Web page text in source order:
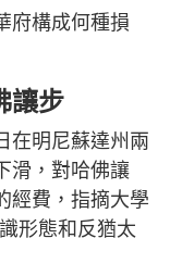
府構成何種損
讓步
在明尼蘇達州兩
滑，對哈佛讓
經費，指摘大學
形態和反猶太